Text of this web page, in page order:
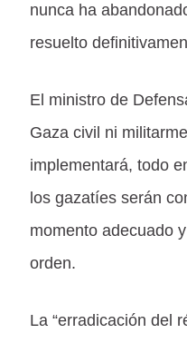
nunca ha
resuelto
El ministro de
Gaza civil ni
implementará, todo
los gazatíes serán
momento adecuado
orden.
La “erradicación del